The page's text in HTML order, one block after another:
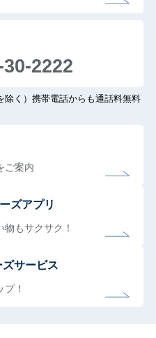
2222
除く）携帯電話からも通話料無料
ご案内
ズアプリ
もサクサク！
サービス
！